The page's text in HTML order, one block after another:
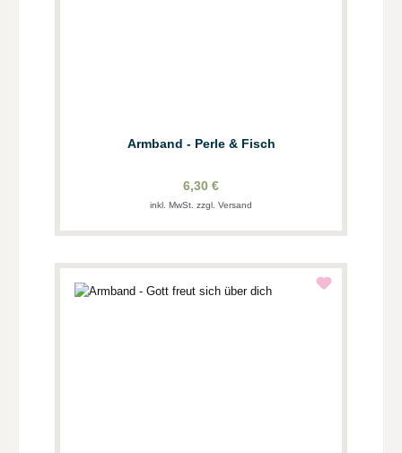
Armband - Perle & Fisch
6,30 €
inkl. MwSt. zzgl. Versand